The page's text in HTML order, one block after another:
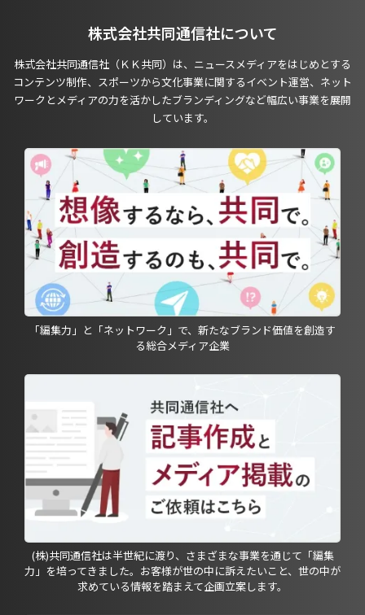
株式会社共同通信社について
株式会社共同通信社（ＫＫ共同）は、ニュースメディアをはじめとする
コンテンツ制作、スポーツから文化事業に関するイベント運営、ネット
ワークとメディアの力を活かしたブランディングなど幅広い事業を展開
しています。
「編集力」と「ネットワーク」で、新たなブランド価値を創造す
る総合メディア企業
(株)共同通信社は半世紀に渡り、さまざまな事業を通じて「編集
力」を培ってきました。お客様が世の中に訴えたいこと、世の中が
求めている情報を踏まえて企画立案します。